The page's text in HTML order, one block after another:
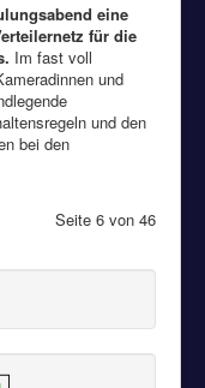
eine
für die
Im fast voll
und
und den
bei den
Seite 6 von 46